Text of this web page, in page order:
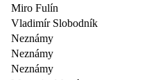
Miro Fulín
Vladimír Slobodník
Neznámy
Neznámy
Neznámy